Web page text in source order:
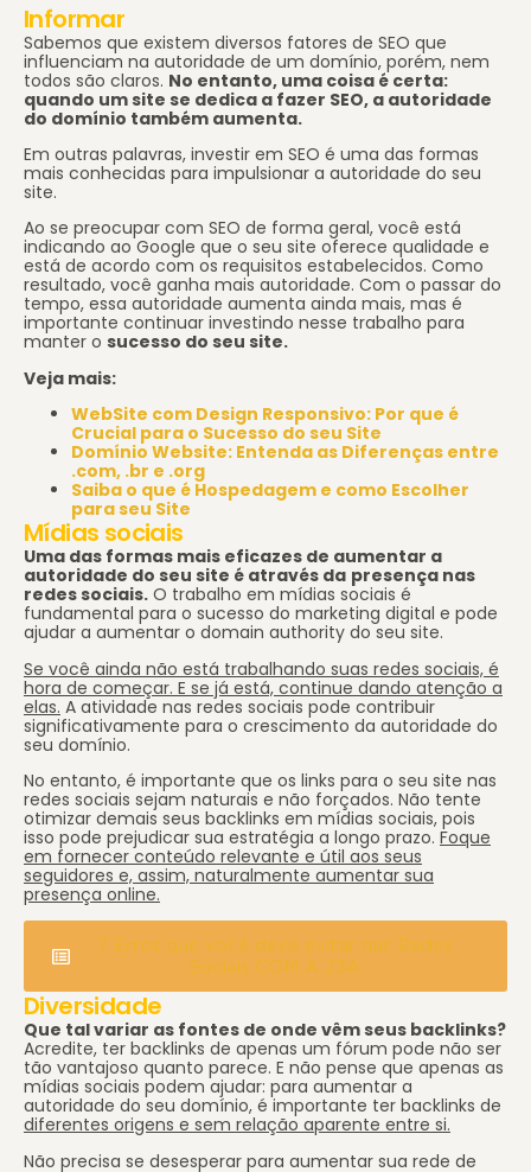
Informar
Sabemos que existem diversos fatores de SEO que
influenciam na autoridade de um domínio, porém, nem
todos são claros. No entanto, uma coisa é certa:
quando um site se dedica a fazer SEO, a autoridade
do domínio também aumenta.
Em outras palavras, investir em SEO é uma das formas
mais conhecidas para impulsionar a autoridade do seu
site.
Ao se preocupar com SEO de forma geral, você está
indicando ao Google que o seu site oferece qualidade e
está de acordo com os requisitos estabelecidos. Como
resultado, você ganha mais autoridade. Com o passar do
tempo, essa autoridade aumenta ainda mais, mas é
importante continuar investindo nesse trabalho para
manter o sucesso do seu site.
Veja mais:
WebSite com Design Responsivo: Por que é
Crucial para o Sucesso do seu Site
Domínio Website: Entenda as Diferenças entre
.com, .br e .org
Saiba o que é Hospedagem e como Escolher
para seu Site
Mídias sociais
Uma das formas mais eficazes de aumentar a
autoridade do seu site é através da presença nas
redes sociais. O trabalho em mídias sociais é
fundamental para o sucesso do marketing digital e pode
ajudar a aumentar o domain authority do seu site.
Se você ainda não está trabalhando suas redes sociais, é
hora de começar. E se já está, continue dando atenção a
elas. A atividade nas redes sociais pode contribuir
significativamente para o crescimento da autoridade do
seu domínio.
No entanto, é importante que os links para o seu site nas
redes sociais sejam naturais e não forçados. Não tente
otimizar demais seus backlinks em mídias sociais, pois
isso pode prejudicar sua estratégia a longo prazo. Foque
em fornecer conteúdo relevante e útil aos seus
seguidores e, assim, naturalmente aumentar sua
presença online.
7 Erros que você deve evitar nas Redes
Sociais COM A 23A
Diversidade
Que tal variar as fontes de onde vêm seus backlinks?
Acredite, ter backlinks de apenas um fórum pode não ser
tão vantajoso quanto parece. E não pense que apenas as
mídias sociais podem ajudar: para aumentar a
autoridade do seu domínio, é importante ter backlinks de
diferentes origens e sem relação aparente entre si.
Não precisa se desesperar para aumentar sua rede de